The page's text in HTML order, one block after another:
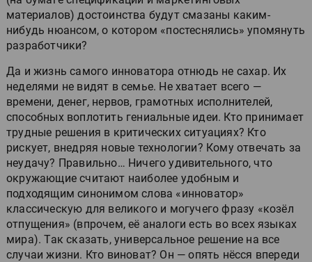
материалов) достоинства будут смазаны каким-
нибудь нюансом, о котором «постеснялись» упомянуть
разработчики?
Да и жизнь самого инноватора отнюдь не сахар. Их
неделями не видят в семье. Не хватает всего —
времени, денег, нервов, грамотных исполнителей,
способных воплотить гениальные идеи. Кто принимает
трудные решения в критических ситуациях? Кто
рискует, внедряя новые технологии? Кому отвечать за
неудачу? Правильно… Ничего удивительного, что
окружающие считают наиболее удобным и
подходящим синонимом слова «инноватор»
классическую для великого и могучего фразу «козёл
отпущения» (впрочем, её аналоги есть во всех языках
мира). Так сказать, универсальное решение на все
случаи жизни. Кто виноват? Он — опять нёсся впереди